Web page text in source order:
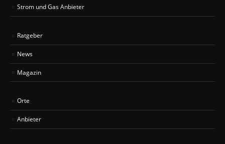
Strom und Gas Anbieter
Ratgeber
News
Magazin
Orte
Anbieter